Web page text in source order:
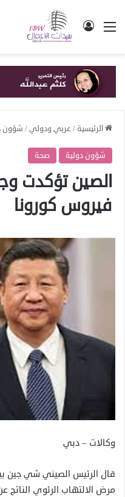
القائمة تسجيل الدخول
الرئيسية/ عربي ودولي/ شؤون
شؤون دولية صحة
فيروس كورونا
وكالات – دبي
قال الرئيس الصيني شي جين
مرض الالتهاب الرئوي الناتج